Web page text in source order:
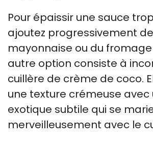
Pour épaissir une sauce
ajoutez progressivement
mayonnaise ou du
autre option consiste à
cuillère de crème de coco.
une texture crémeuse avec
exotique subtile qui se
merveilleusement avec le